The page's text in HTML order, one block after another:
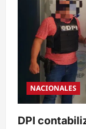
NACIONALES
DPI